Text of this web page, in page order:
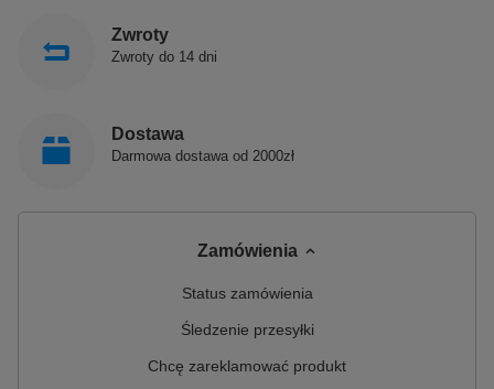
Polimat jest polskim producentem, łączącym prawie
30-letnie doświadczenie z nowoczesnym spojrzeniem
dynamicznie rozwijającym się przedsiębiorstwem,
Zwroty
Zwroty do 14 dni
Dostawa
Darmowa dostawa od 2000zł
Zamówienia
Status zamówienia
Śledzenie przesyłki
Chcę zareklamować produkt